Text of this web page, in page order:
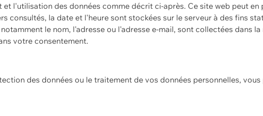
l'utilisation des données comme décrit ci-après. Ce site web peut
consultés, la date et l'heure sont stockées sur le serveur à des fins
le nom, l'adresse ou l'adresse e-mail, sont collectées dans
votre consentement.
des données ou le traitement de vos données personnelles,